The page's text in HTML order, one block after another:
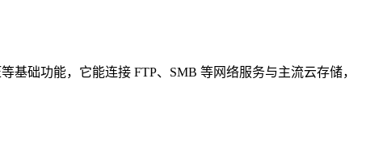
础功能，它能连接 FTP、SMB 等网络服务与主流云存储，